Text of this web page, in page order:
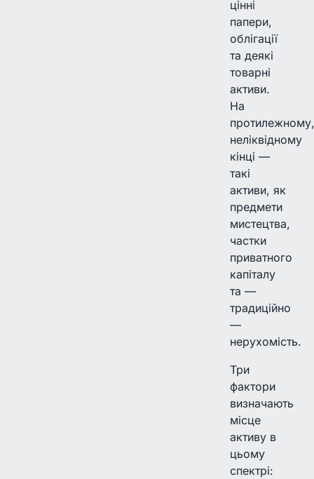
цінні
папери,
облігації
та деякі
товарні
активи.
На
протилежному,
неліквідному
кінці —
такі
активи, як
предмети
мистецтва,
частки
приватного
капіталу
та —
традиційно
—
нерухомість.
Три
фактори
визначають
місце
активу в
цьому
спектрі: